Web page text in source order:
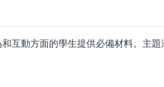
動方面的學生提供必備材料。主